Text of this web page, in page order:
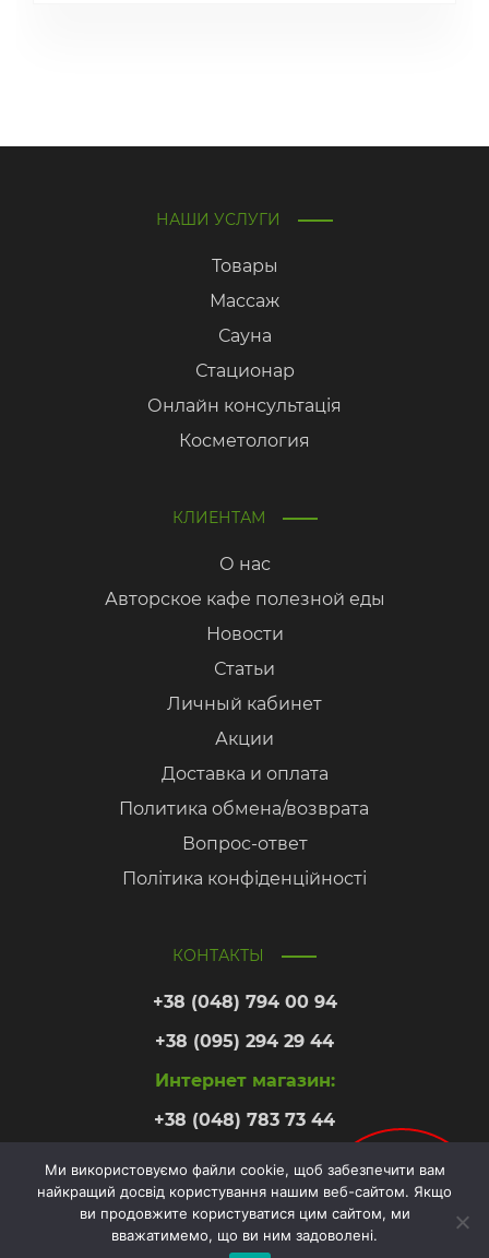
НАШИ УСЛУГИ
Товары
Массаж
Сауна
Стационар
Онлайн консультація
Косметология
КЛИЕНТАМ
О нас
Авторское кафе полезной еды
Новости
Статьи
Личный кабинет
Акции
Доставка и оплата
Политика обмена/возврата
Вопрос-ответ
Політика конфіденційності
КОНТАКТЫ
+38 (048) 794 00 94
+38 (095) 294 29 44
Интернет магазин:
+38 (048) 783 73 44
Copyright © 2026. Азбука здоровья.
Онлайн
запис
Ми використовуємо файли cookie, щоб забезпечити вам
найкращий досвід користування нашим веб-сайтом. Якщо
ви продовжите користуватися цим сайтом, ми
вважатимемо, що ви ним задоволені.